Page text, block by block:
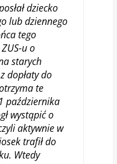
dziecko
lub dziennego
tego
u o
starych
dopłaty do
te
października
wystąpić o
aktywnie w
trafił do
Wtedy